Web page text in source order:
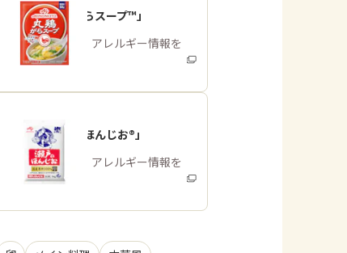
「丸鶏がらスープ™」
商品・アレルギー情報を
みる
「瀬戸のほんじお®」
商品・アレルギー情報を
みる